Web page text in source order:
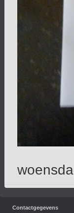
Contactgegevens